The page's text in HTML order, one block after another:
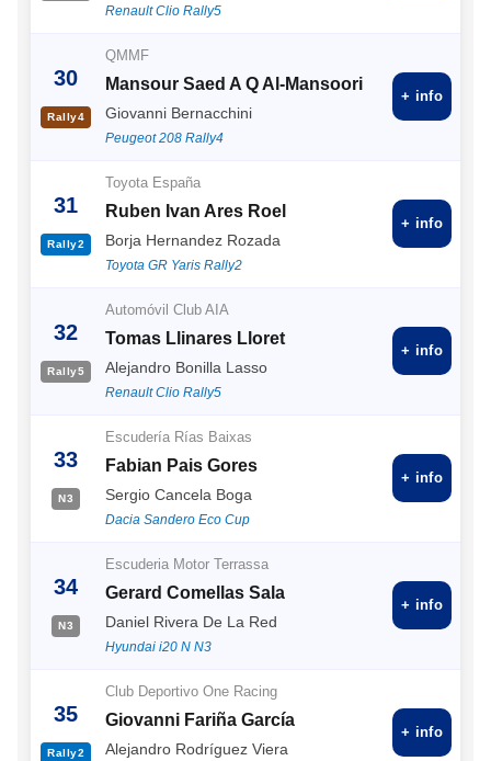
Renault Clio Rally5
30
Rally4
QMMF
Mansour Saed A Q Al-Mansoori
Giovanni Bernacchini
Peugeot 208 Rally4
+ info
31
Rally2
Toyota España
Ruben Ivan Ares Roel
Borja Hernandez Rozada
Toyota GR Yaris Rally2
+ info
32
Rally5
Automóvil Club AIA
Tomas Llinares Lloret
Alejandro Bonilla Lasso
Renault Clio Rally5
+ info
33
N3
Escudería Rías Baixas
Fabian Pais Gores
Sergio Cancela Boga
Dacia Sandero Eco Cup
+ info
34
N3
Escuderia Motor Terrassa
Gerard Comellas Sala
Daniel Rivera De La Red
Hyundai i20 N N3
+ info
35
Rally2
Club Deportivo One Racing
Giovanni Fariña García
Alejandro Rodríguez Viera
+ info